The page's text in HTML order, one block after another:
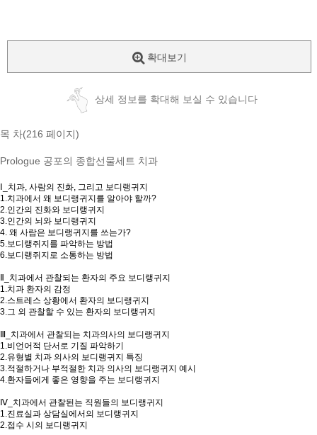
확대보기
상세 정보를 확대해 보실 수 있습니다
목 차(216 페이지)
Prologue 공포의 종합선물세트 치과
Ⅰ_치과, 사람의 진화, 그리고 보디랭귀지
1.치과에서 왜 보디랭귀지를 알아야 할까?
2.인간의 진화와 보디랭귀지
3.인간의 뇌와 보디랭귀지
4. 왜 사람은 보디랭귀지를 쓰는가?
5.보디랭쥐지를 파악하는 방법
6.보디랭쥐지로 소통하는 방법
Ⅱ_치과에서 관찰되는 환자의 주요 보디랭귀지
1.치과 환자의 감정
2.스트레스 상황에서 환자의 보디랭귀지
3.그 외 관찰할 수 있는 환자의 보디랭귀지
Ⅲ_치과에서 관찰되는 치과의사의 보디랭귀지
1.비언어적 단서로 기질 파악하기
2.유형별 치과 의사의 보디랭귀지 특징
3.적절하거나 부적절한 치과 의사의 보디랭귀지 예시
4.환자들에게 좋은 영향을 주는 보디랭귀지
Ⅳ_치과에서 관찰된는 직원들의 보디랭귀지
1.진료실과 상담실에서의 보디랭귀지
2.접수 시의 보디랭귀지